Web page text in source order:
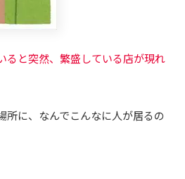
ると突然、繁盛している店が現れ
所に、なんでこんなに人が居るの